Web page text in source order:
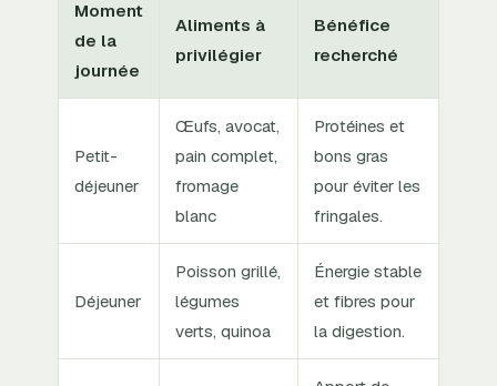
Moment
de la
journée
Aliments à
privilégier
Bénéfice
recherché
Petit-
déjeuner
Œufs, avocat,
pain complet,
fromage
blanc
Protéines et
bons gras
pour éviter les
fringales.
Déjeuner
Poisson grillé,
légumes
verts, quinoa
Énergie stable
et fibres pour
la digestion.